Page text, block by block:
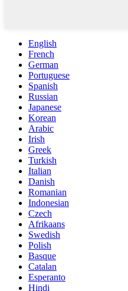
English
French
German
Portuguese
Spanish
Russian
Japanese
Korean
Arabic
Irish
Greek
Turkish
Italian
Danish
Romanian
Indonesian
Czech
Afrikaans
Swedish
Polish
Basque
Catalan
Esperanto
Hindi